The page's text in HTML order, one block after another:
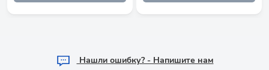
Hашли ошибку? - Напишите нам